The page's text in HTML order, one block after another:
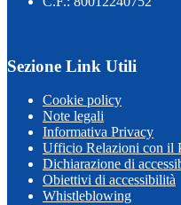
Sezione Link Utili
Cookie policy
Note legali
Informativa Privacy
Ufficio Relazioni con il
Dichiarazione di
Obiettivi di accessibilità
Whistleblowing